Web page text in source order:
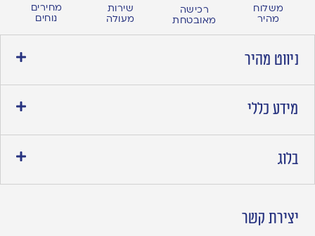
משלוח
מהיר
רכישה
מאובטחת
שירות
מעולה
מחירים
נוחים
ניווט מהיר
מידע כללי
בלוג
יצירת קשר